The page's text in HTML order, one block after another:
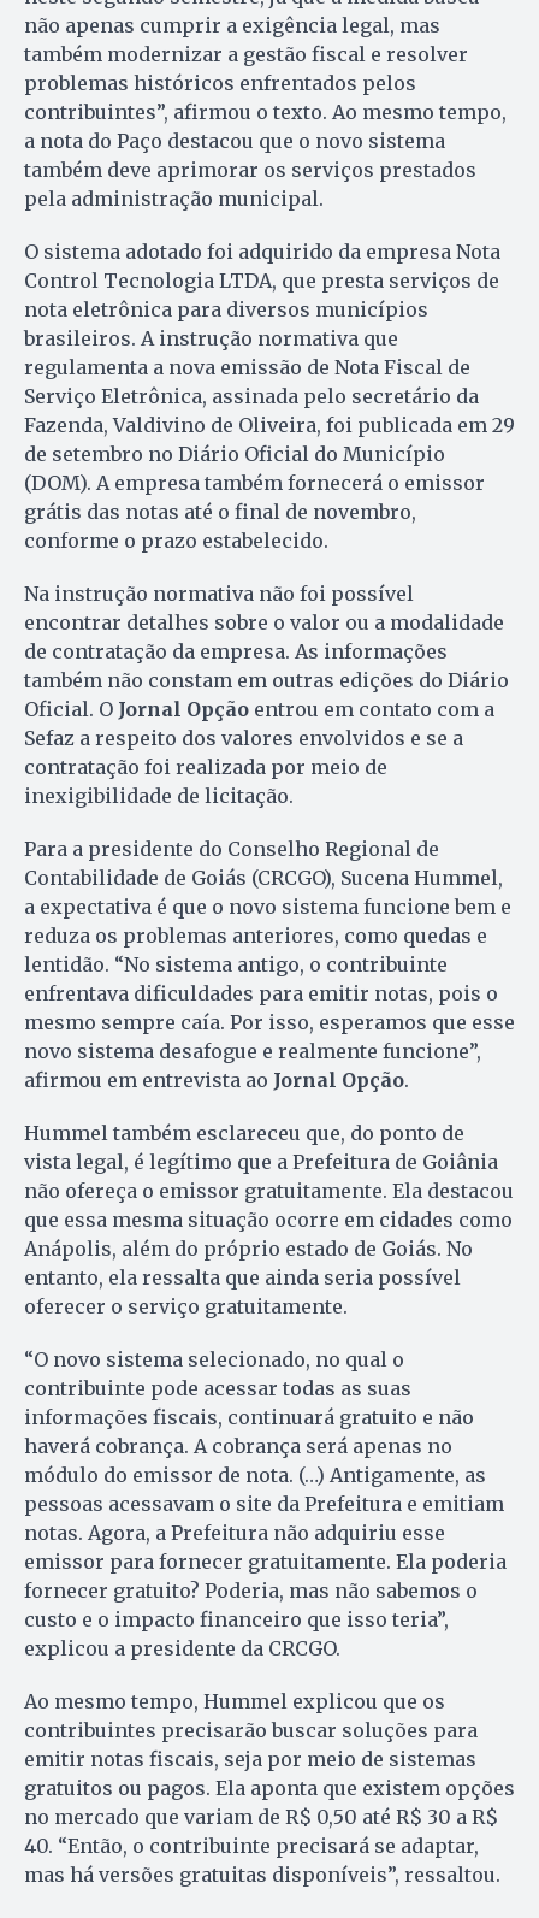
não apenas cumprir a exigência legal, mas
também modernizar a gestão fiscal e resolver
problemas históricos enfrentados pelos
contribuintes”, afirmou o texto. Ao mesmo tempo,
a nota do Paço destacou que o novo sistema
também deve aprimorar os serviços prestados
pela administração municipal.
O sistema adotado foi adquirido da empresa Nota
Control Tecnologia LTDA, que presta serviços de
nota eletrônica para diversos municípios
brasileiros. A instrução normativa que
regulamenta a nova emissão de Nota Fiscal de
Serviço Eletrônica, assinada pelo secretário da
Fazenda, Valdivino de Oliveira, foi publicada em 29
de setembro no Diário Oficial do Município
(DOM). A empresa também fornecerá o emissor
grátis das notas até o final de novembro,
conforme o prazo estabelecido.
Na instrução normativa não foi possível
encontrar detalhes sobre o valor ou a modalidade
de contratação da empresa. As informações
também não constam em outras edições do Diário
Oficial. O Jornal Opção entrou em contato com a
Sefaz a respeito dos valores envolvidos e se a
contratação foi realizada por meio de
inexigibilidade de licitação.
Para a presidente do Conselho Regional de
Contabilidade de Goiás (CRCGO), Sucena Hummel,
a expectativa é que o novo sistema funcione bem e
reduza os problemas anteriores, como quedas e
lentidão. “No sistema antigo, o contribuinte
enfrentava dificuldades para emitir notas, pois o
mesmo sempre caía. Por isso, esperamos que esse
novo sistema desafogue e realmente funcione”,
afirmou em entrevista ao Jornal Opção.
Hummel também esclareceu que, do ponto de
vista legal, é legítimo que a Prefeitura de Goiânia
não ofereça o emissor gratuitamente. Ela destacou
que essa mesma situação ocorre em cidades como
Anápolis, além do próprio estado de Goiás. No
entanto, ela ressalta que ainda seria possível
oferecer o serviço gratuitamente.
“O novo sistema selecionado, no qual o
contribuinte pode acessar todas as suas
informações fiscais, continuará gratuito e não
haverá cobrança. A cobrança será apenas no
módulo do emissor de nota. (…) Antigamente, as
pessoas acessavam o site da Prefeitura e emitiam
notas. Agora, a Prefeitura não adquiriu esse
emissor para fornecer gratuitamente. Ela poderia
fornecer gratuito? Poderia, mas não sabemos o
custo e o impacto financeiro que isso teria”,
explicou a presidente da CRCGO.
Ao mesmo tempo, Hummel explicou que os
contribuintes precisarão buscar soluções para
emitir notas fiscais, seja por meio de sistemas
gratuitos ou pagos. Ela aponta que existem opções
no mercado que variam de R$ 0,50 até R$ 30 a R$
40. “Então, o contribuinte precisará se adaptar,
mas há versões gratuitas disponíveis”, ressaltou.